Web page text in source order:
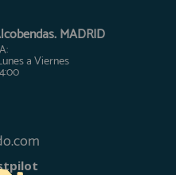
MADRID
a Viernes